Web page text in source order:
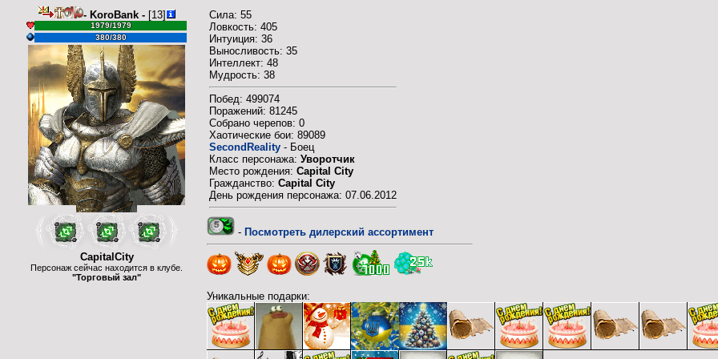
- KoroBank -[13]
1979/1979
380/380
CapitalCity
Персонаж сейчас находится в клубе.
"Торговый зал"
Сила: 55
Ловкость: 405
Интуиция: 36
Выносливость: 35
Интеллект: 48
Мудрость: 38
Побед: 499074
Поражений: 81245
Собрано черепов: 0
Хаотические бои: 89089
SecondReality - Боец
Класс персонажа: Уворотчик
Место рождения: Capital City
Гражданство: Capital City
День рождения персонажа: 07.06.2012
- Посмотреть дилерский ассортимент
Уникальные подарки: